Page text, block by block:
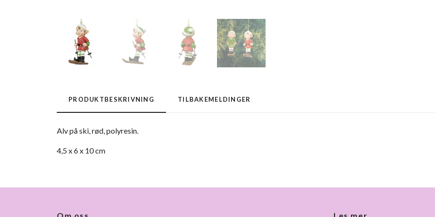
PRODUKTBESKRIVNING TILBAKEMELDINGER
Alv på ski, rød, polyresin.
4,5 x 6 x 10 cm